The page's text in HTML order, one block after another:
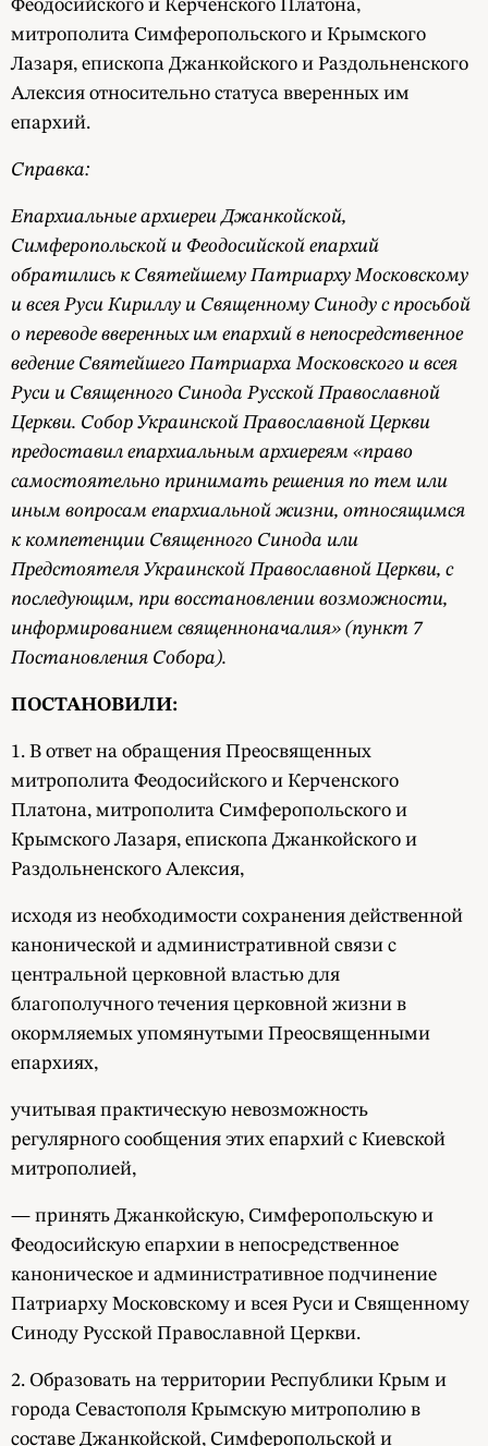
Феодосийского и Керченского Платона,
митрополита Симферопольского и Крымского
Лазаря, епископа Джанкойского и Раздольненского
Алексия относительно статуса вверенных им
епархий.
Справка:
Епархиальные архиереи Джанкойской,
Симферопольской и Феодосийской епархий
обратились к Святейшему Патриарху Московскому
и всея Руси Кириллу и Священному Синоду с просьбой
о переводе вверенных им епархий в непосредственное
ведение Святейшего Патриарха Московского и всея
Руси и Священного Синода Русской Православной
Церкви. Собор Украинской Православной Церкви
предоставил епархиальным архиереям «право
самостоятельно принимать решения по тем или
иным вопросам епархиальной жизни, относящимся
к компетенции Священного Синода или
Предстоятеля Украинской Православной Церкви, с
последующим, при восстановлении возможности,
информированием священноначалия» (пункт 7
Постановления Собора).
ПОСТАНОВИЛИ:
1. В ответ на обращения Преосвященных
митрополита Феодосийского и Керченского
Платона, митрополита Симферопольского и
Крымского Лазаря, епископа Джанкойского и
Раздольненского Алексия,
исходя из необходимости сохранения действенной
канонической и административной связи с
центральной церковной властью для
благополучного течения церковной жизни в
окормляемых упомянутыми Преосвященными
епархиях,
учитывая практическую невозможность
регулярного сообщения этих епархий с Киевской
митрополией,
— принять Джанкойскую, Симферопольскую и
Феодосийскую епархии в непосредственное
каноническое и административное подчинение
Патриарху Московскому и всея Руси и Священному
Синоду Русской Православной Церкви.
2. Образовать на территории Республики Крым и
города Севастополя Крымскую митрополию в
составе Джанкойской, Симферопольской и